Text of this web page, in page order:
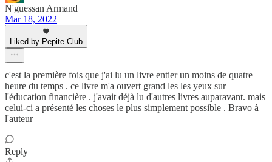
N'guessan Armand
Mar 18, 2022
Liked by Pepite Club
c'est la première fois que j'ai lu un livre entier un moins de quatre
heure du temps . ce livre m'a ouvert grand les les yeux sur
l'éducation financière . j'avait déjà lu d'autres livres auparavant. mais
celui-ci a présenté les choses le plus simplement possible . Bravo à
l'auteur
Reply